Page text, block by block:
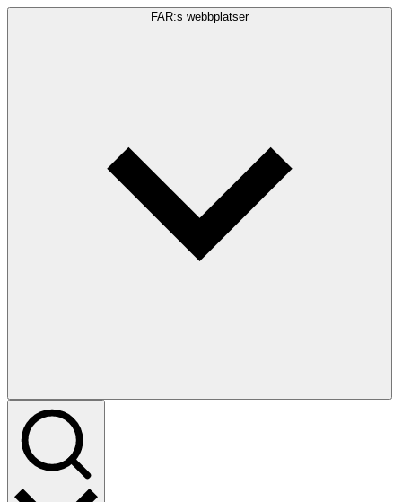
FAR:s webbplatser